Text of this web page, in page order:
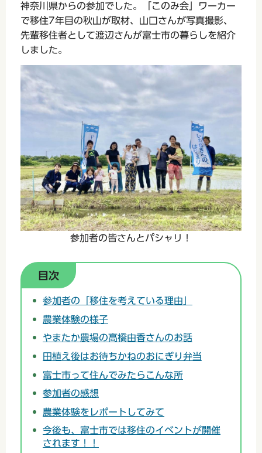
神奈川県からの参加でした。「このみ会」ワーカー
で移住7年目の秋山が取材、山口さんが写真撮影、
先輩移住者として渡辺さんが富士市の暮らしを紹介
しました。
参加者の皆さんとパシャリ！
目次
参加者の「移住を考えている理由」
農業体験の様子
やまたか農場の高橋由香さんのお話
田植え後はお待ちかねのおにぎり弁当
富士市って住んでみたらこんな所
参加者の感想
農業体験をレポートしてみて
今後も、富士市では移住のイベントが開催
されます！！